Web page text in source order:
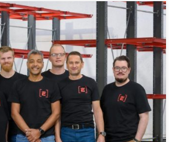
und einzigartigem Regalkonfigurator
bewusst aus dem Lagerregal-Shop-Einerlei
Features überrascht „Raecks –
mit einem speziellen Farbkonzept – klingt
aber das soll auch so sein! Mit viel
Ziel vor Augen geht […]